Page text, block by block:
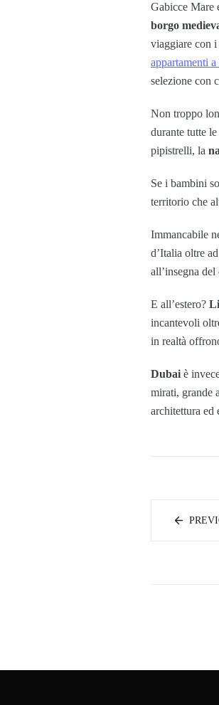
Gabicce Mare
borgo
viaggiare con i
appartamenti
selezione con
Non troppo
durante tutte
pipistrelli, la
Se i bambini
territorio che
Immancabile
d’Italia oltre
all’insegna
E all’estero?
incantevoli
in realtà
Dubai è
mirati, grande
architettura ed